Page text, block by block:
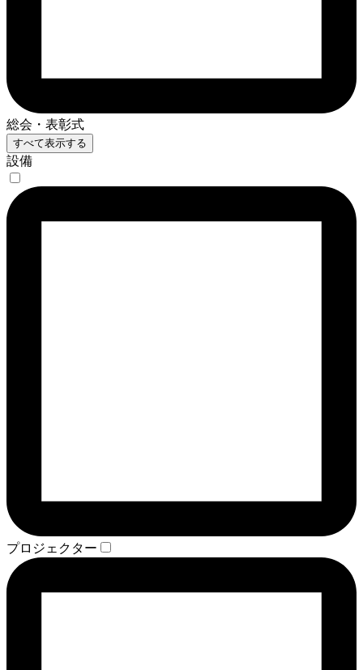
総会・表彰式
すべて表示する
設備
プロジェクター